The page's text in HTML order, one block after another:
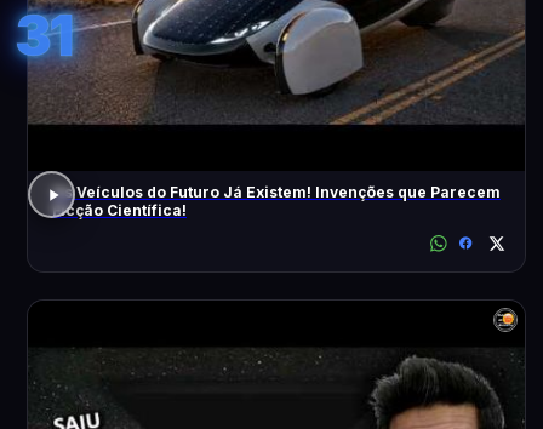
31
Os Veículos do Futuro Já Existem! Invenções que Parecem
Ficção Científica!